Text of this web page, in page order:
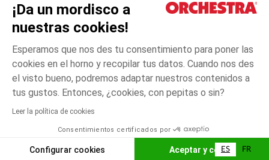
¡Da un mordisco a
nuestras cookies!
Esperamos que nos des tu consentimiento para poner las
cookies en el horno y recopilar tus datos. Cuando nos des
el visto bueno, podremos adaptar nuestros contenidos a
tus gustos. Entonces, ¿cookies, con pepitas o sin?
Leer la política de cookies
Consentimientos certificados por
Configurar cookies Aceptar y cerrar
Marrón
3
meses
El pago medidante
AÑADIR A LA CESTA
Aviso Legal
*Condiciones de las ofertas actuales
Gestión de las cookies
Accesibilidad: no conforme
Orchestra adhiere al código de ética de la Federación Francesa de comercio
electrónico y venta a distancia (FEVAD) y al sistema de mediación de
ES FR